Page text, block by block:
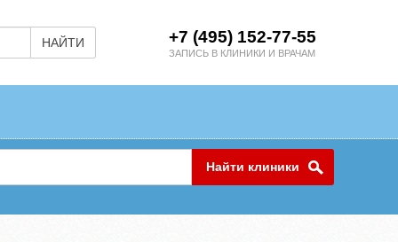
НАЙТИ +7 (495) 152-77-55
ЗАПИСЬ В КЛИНИКИ И ВРАЧАМ
Найти клиники